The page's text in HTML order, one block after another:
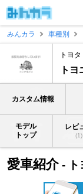
みんカラ
車種別
トヨタ
ト
カスタム情報
モデル
トップ
レビ
(1)
愛車紹介- ト